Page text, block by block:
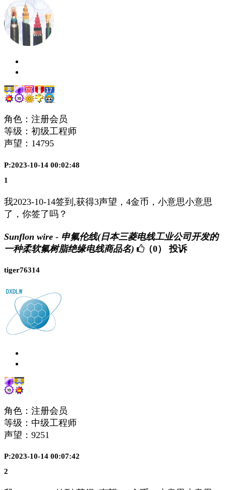
角色：注册会员
等级：初级工程师
声望： 14795
P:2023-10-14 00:02:48
1
我2023-10-14签到,获得3声望，4金币，小意思小意思
了，你签了吗？
Sunflon wire - 申氟伦线(日本三菱电线工业公司开发的
一种柔软氟树脂绝缘电线商品名)
（0） 投诉
tiger76314
角色：注册会员
等级：中级工程师
声望： 9251
P:2023-10-14 00:07:42
2